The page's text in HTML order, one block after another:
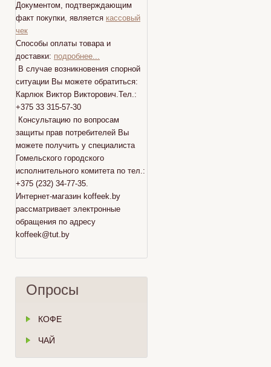
Документом, подтверждающим
факт покупки, является кассовый
чек
Способы оплаты товара и
доставки: подробнее...
В случае возникновения спорной
ситуации Вы можете обратиться:
Карлюк Виктор Викторович.Тел.:
+375 33 315-57-30
Консультацию по вопросам
защиты прав потребителей Вы
можете получить у специалиста
Гомельского городского
исполнительного комитета по тел.:
+375 (232) 34-77-35.
Интернет-магазин koffeek.by
рассматривает электронные
обращения по адресу
koffeek@tut.by
Опросы
КОФЕ
ЧАЙ